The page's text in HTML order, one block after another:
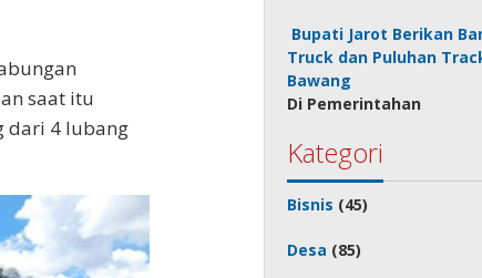
saat itu
dari 4 lubang
Bupati Jarot Berikan
Truck dan Puluhan
Bawang
Di Pemerintahan
Kategori
Bisnis (45)
Desa (85)